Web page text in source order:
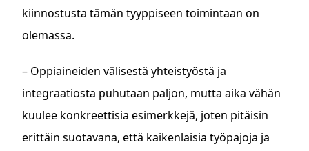
kiinnostusta tämän tyyppiseen toimintaan on
olemassa.
– Oppiaineiden välisestä yhteistyöstä ja
integraatiosta puhutaan paljon, mutta aika vähän
kuulee konkreettisia esimerkkejä, joten pitäisin
erittäin suotavana, että kaikenlaisia työpajoja ja